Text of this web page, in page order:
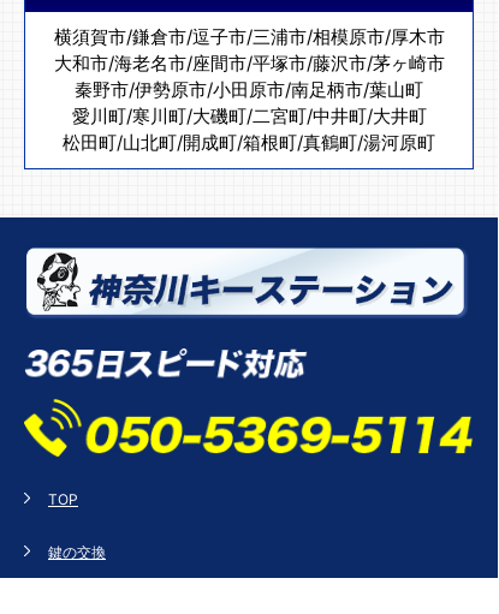
横須賀市/鎌倉市/逗子市/三浦市/相模原市/厚木市
大和市/海老名市/座間市/平塚市/藤沢市/茅ヶ崎市
秦野市/伊勢原市/小田原市/南足柄市/葉山町
愛川町/寒川町/大磯町/二宮町/中井町/大井町
松田町/山北町/開成町/箱根町/真鶴町/湯河原町
TOP
鍵の交換